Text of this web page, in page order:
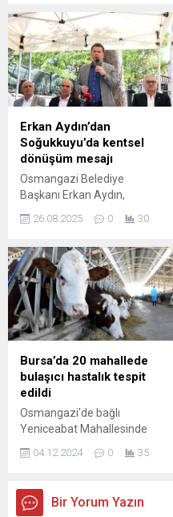
Karabıyık’ın adını Doğanbey
Mahallesi’nde hizmete
açtığı çocuk parkında
yaşatarak anlamlı bir vefa
örneği sergiledi. Açılış
töreninde konuşan
Osmangazi Belediye
Başkanı Erkan Aydın,
Karabıyık’ın eğitimci kimliği
ve insan sevgisiyle her
zaman hatırlanacağını
vurgulayarak, adının
çocukların neşesiyle
Erkan Aydın’dan
Soğukkuyu’da kentsel
dönüşüm mesajı
Osmangazi Belediye
Başkanı Erkan Aydın,
planlanan kentsel dönüşüm
vatandaşlarla bir araya
gelerek bilgi verdi. Başkan
Aydın, “Bizim tek gayemiz,
bir deprem afeti
yaşanmadan
Osmangazi’nin riskli
bölgelerini dönüştürmek”
dedi. Osmangazi Belediyesi,
sağlıklı ve güvenli kentleşme
kentsel dönüşüm
çalışmalarına hız verdi. Bu
kapsamda Osmangazi
26.08.2025 0 30
Bursa’da 20 mahallede
bulaşıcı hastalık tespit
edildi
Osmangazi'de bağlı
Yeniceabat Mahallesinde
02.12.2024 tarihinde yapılan
kontrollerde şap hastalığına
KADAR YASAKLANDI Bunun
üzerine çevre köyler dahil
04.12.2024 0 35
Bir Yorum Yazın